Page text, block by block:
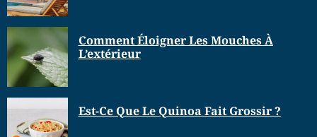
Comment Éloigner Les Mouches À
L’extérieur
Est-Ce Que Le Quinoa Fait Grossir ?